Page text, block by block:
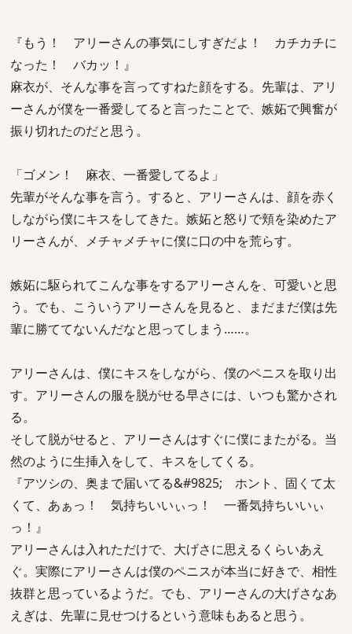
『もう！ アリーさんの事気にしすぎだよ！ カチカチに
なった！ バカッ！』
麻衣が、そんな事を言ってすねた顔をする。先輩は、アリ
ーさんが僕を一番愛してると言ったことで、嫉妬で興奮が
振り切れたのだと思う。
「ゴメン！ 麻衣、一番愛してるよ」
先輩がそんな事を言う。すると、アリーさんは、顔を赤く
しながら僕にキスをしてきた。嫉妬と怒りで頬を染めたア
リーさんが、メチャメチャに僕に口の中を荒らす。
嫉妬に駆られてこんな事をするアリーさんを、可愛いと思
う。でも、こういうアリーさんを見ると、まだまだ僕は先
輩に勝ててないんだなと思ってしまう……。
アリーさんは、僕にキスをしながら、僕のペニスを取り出
す。アリーさんの服を脱がせる早さには、いつも驚かされ
る。
そして脱がせると、アリーさんはすぐに僕にまたがる。当
然のように生挿入をして、キスをしてくる。
『アツシの、奥まで届いてる&#9825; ホント、固くて太
くて、あぁっ！ 気持ちいいぃっ！ 一番気持ちいいぃ
っ！』
アリーさんは入れただけで、大げさに思えるくらいあえ
ぐ。実際にアリーさんは僕のペニスが本当に好きで、相性
抜群と思っているようだ。でも、アリーさんの大げさなあ
えぎは、先輩に見せつけるという意味もあると思う。